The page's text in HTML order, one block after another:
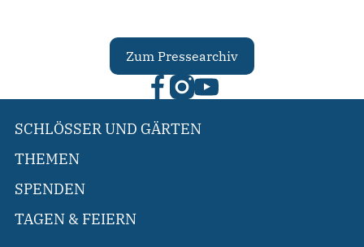
Zum Pressearchiv
SCHLÖSSER UND GÄRTEN
THEMEN
SPENDEN
TAGEN & FEIERN